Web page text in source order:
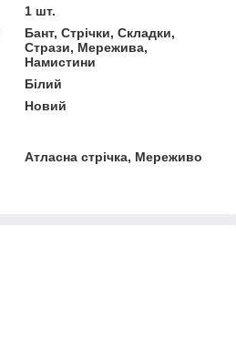
1 шт.
Бант, Стрічки, Складки,
Стрази, Мережива,
Намистини
Білий
Новий
Атласна стрічка, Мереживо